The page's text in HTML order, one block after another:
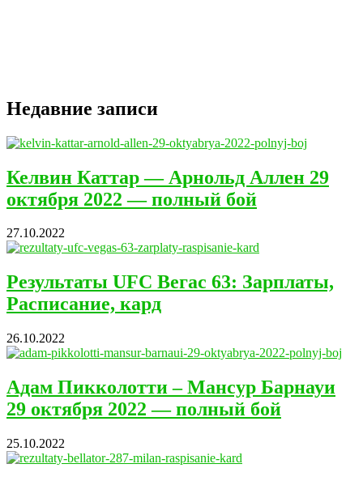
Недавние записи
Келвин Каттар — Арнольд Аллен 29
октября 2022 — полный бой
27.10.2022
Результаты UFC Вегас 63: Зарплаты,
Расписание, кард
26.10.2022
Адам Пикколотти – Мансур Барнауи
29 октября 2022 — полный бой
25.10.2022